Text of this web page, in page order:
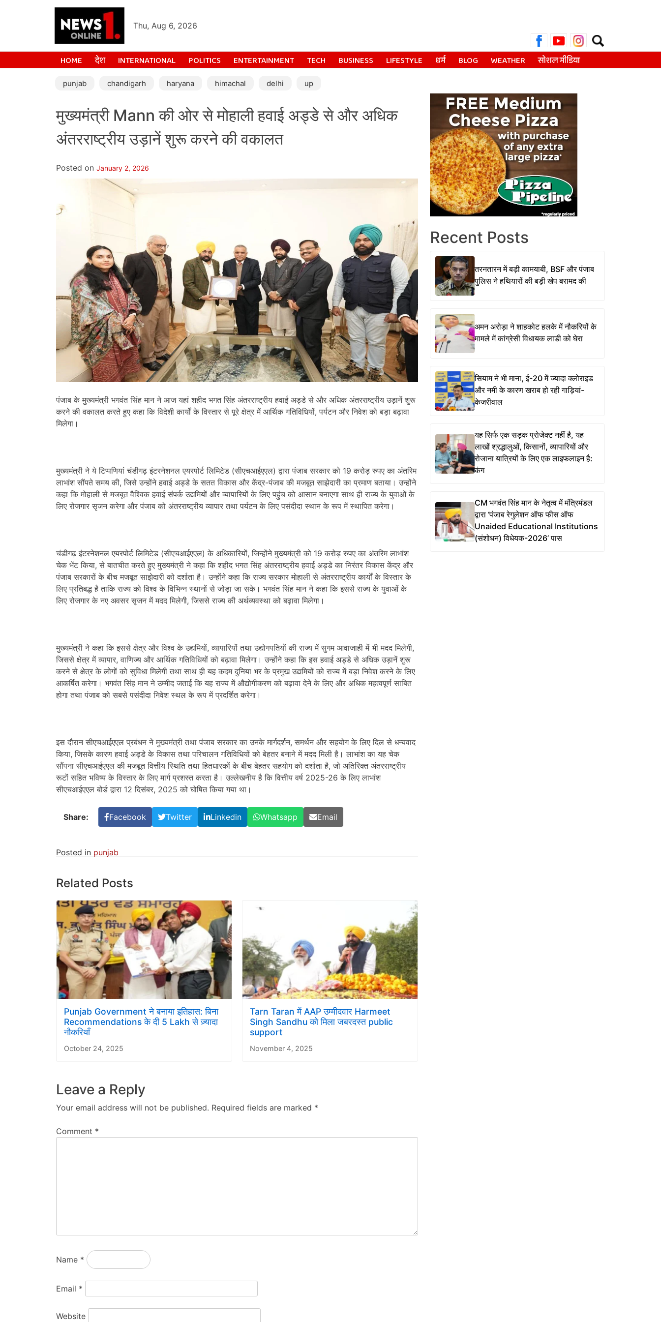
Thu, Aug 6, 2026
Search
for:
HOME देश INTERNATIONAL POLITICS ENTERTAINMENT TECH BUSINESS LIFESTYLE धर्म BLOG WEATHER सोशल मीडिया
punjab chandigarh haryana himachal delhi up
मुख्यमंत्री Mann की ओर से मोहाली हवाई अड्डे से और अधिक
अंतरराष्ट्रीय उड़ानें शुरू करने की वकालत
Posted on January 2, 2026
पंजाब के मुख्यमंत्री भगवंत सिंह मान ने आज यहां शहीद भगत सिंह अंतरराष्ट्रीय हवाई अड्डे से और अधिक अंतरराष्ट्रीय उड़ानें शुरू
करने की वकालत करते हुए कहा कि विदेशी कार्यों के विस्तार से पूरे क्षेत्र में आर्थिक गतिविधियों, पर्यटन और निवेश को बड़ा बढ़ावा
मिलेगा।
मुख्यमंत्री ने ये टिप्पणियां चंडीगढ़ इंटरनेशनल एयरपोर्ट लिमिटेड (सीएचआईएएल) द्वारा पंजाब सरकार को 19 करोड़ रुपए का अंतरिम
लाभांश सौंपते समय की, जिसे उन्होंने हवाई अड्डे के सतत विकास और केंद्र-पंजाब की मजबूत साझेदारी का प्रमाण बताया। उन्होंने
कहा कि मोहाली से मजबूत वैश्विक हवाई संपर्क उद्यमियों और व्यापारियों के लिए पहुंच को आसान बनाएगा साथ ही राज्य के युवाओं के
लिए रोजगार सृजन करेगा और पंजाब को अंतरराष्ट्रीय व्यापार तथा पर्यटन के लिए पसंदीदा स्थान के रूप में स्थापित करेगा।
चंडीगढ़ इंटरनेशनल एयरपोर्ट लिमिटेड (सीएचआईएएल) के अधिकारियों, जिन्होंने मुख्यमंत्री को 19 करोड़ रुपए का अंतरिम लाभांश
चेक भेंट किया, से बातचीत करते हुए मुख्यमंत्री ने कहा कि शहीद भगत सिंह अंतरराष्ट्रीय हवाई अड्डे का निरंतर विकास केंद्र और
पंजाब सरकारों के बीच मजबूत साझेदारी को दर्शाता है। उन्होंने कहा कि राज्य सरकार मोहाली से अंतरराष्ट्रीय कार्यों के विस्तार के
लिए प्रतिबद्ध है ताकि राज्य को विश्व के विभिन्न स्थानों से जोड़ा जा सके। भगवंत सिंह मान ने कहा कि इससे राज्य के युवाओं के
लिए रोजगार के नए अवसर सृजन में मदद मिलेगी, जिससे राज्य की अर्थव्यवस्था को बढ़ावा मिलेगा।
मुख्यमंत्री ने कहा कि इससे क्षेत्र और विश्व के उद्यमियों, व्यापारियों तथा उद्योगपतियों की राज्य में सुगम आवाजाही में भी मदद मिलेगी,
जिससे क्षेत्र में व्यापार, वाणिज्य और आर्थिक गतिविधियों को बढ़ावा मिलेगा। उन्होंने कहा कि इस हवाई अड्डे से अधिक उड़ानें शुरू
करने से क्षेत्र के लोगों को सुविधा मिलेगी तथा साथ ही यह कदम दुनिया भर के प्रमुख उद्यमियों को राज्य में बड़ा निवेश करने के लिए
आकर्षित करेगा। भगवंत सिंह मान ने उम्मीद जताई कि यह राज्य में औद्योगीकरण को बढ़ावा देने के लिए और अधिक महत्वपूर्ण साबित
होगा तथा पंजाब को सबसे पसंदीदा निवेश स्थल के रूप में प्रदर्शित करेगा।
इस दौरान सीएचआईएएल प्रबंधन ने मुख्यमंत्री तथा पंजाब सरकार का उनके मार्गदर्शन, समर्थन और सहयोग के लिए दिल से धन्यवाद
किया, जिसके कारण हवाई अड्डे के विकास तथा परिचालन गतिविधियों को बेहतर बनाने में मदद मिली है। लाभांश का यह चेक
सौंपना सीएचआईएएल की मजबूत वित्तीय स्थिति तथा हितधारकों के बीच बेहतर सहयोग को दर्शाता है, जो अतिरिक्त अंतरराष्ट्रीय
रूटों सहित भविष्य के विस्तार के लिए मार्ग प्रशस्त करता है। उल्लेखनीय है कि वित्तीय वर्ष 2025-26 के लिए लाभांश
सीएचआईएएल बोर्ड द्वारा 12 दिसंबर, 2025 को घोषित किया गया था।
Share: Facebook Twitter Linkedin Whatsapp Email
Posted in punjab
Related Posts
Punjab Government ने बनाया इतिहास: बिना
Recommendations के दी 5 Lakh से ज़्यादा
नौकरियाँ
October 24, 2025
Tarn Taran में AAP उम्मीदवार Harmeet
Singh Sandhu को मिला जबरदस्त public
support
November 4, 2025
Leave a Reply
Your email address will not be published. Required fields are marked *
Comment *
Name *
Email *
Website
Recent Posts
तरनतारन में बड़ी कामयाबी, BSF और पंजाब
पुलिस ने हथियारों की बड़ी खेप बरामद की
अमन अरोड़ा ने शाहकोट हलके में नौकरियों के
मामले में कांग्रेसी विधायक लाडी को घेरा
सियाम ने भी माना, ई-20 में ज्यादा क्लोराइड
और नमी के कारण खराब हो रही गाड़ियां-
केजरीवाल
यह सिर्फ एक सड़क प्रोजेक्ट नहीं है, यह
लाखों श्रद्धालुओं, किसानों, व्यापारियों और
रोजाना यात्रियों के लिए एक लाइफलाइन है:
कंग
CM भगवंत सिंह मान के नेतृत्व में मंत्रिमंडल
द्वारा ‘पंजाब रेगुलेशन ऑफ फीस ऑफ
Unaided Educational Institutions
(संशोधन) विधेयक-2026’ पास